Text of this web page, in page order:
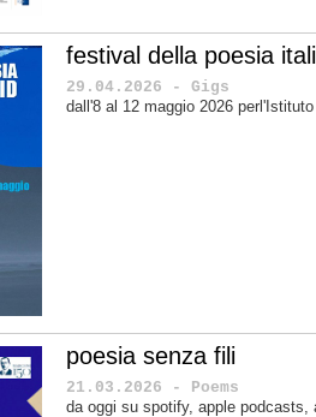
festival della poesia
29.04.2026 - Gigs
dall'8 al 12 maggio 2026
poesia senza fili
21.03.2026 - Poems
da oggi su spotify, apple